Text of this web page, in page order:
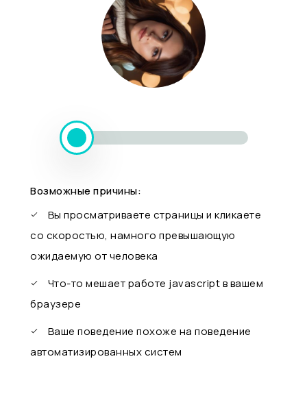
Возможные причины:
Вы просматриваете страницы и кликаете
со скоростью, намного превышающую
ожидаемую от человека
Что-то мешает работе javascript в вашем
браузере
Ваше поведение похоже на поведение
автоматизированных систем